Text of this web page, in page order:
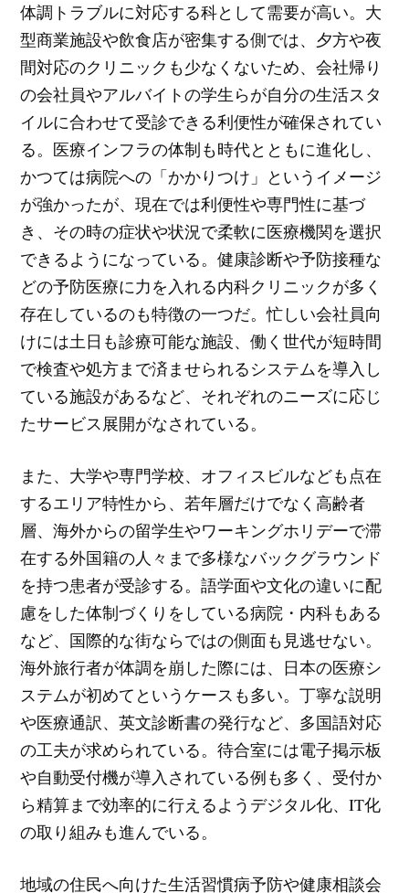
体調トラブルに対応する科として需要が高い。大
型商業施設や飲食店が密集する側では、夕方や夜
間対応のクリニックも少なくないため、会社帰り
の会社員やアルバイトの学生らが自分の生活スタ
イルに合わせて受診できる利便性が確保されてい
る。医療インフラの体制も時代とともに進化し、
かつては病院への「かかりつけ」というイメージ
が強かったが、現在では利便性や専門性に基づ
き、その時の症状や状況で柔軟に医療機関を選択
できるようになっている。健康診断や予防接種な
どの予防医療に力を入れる内科クリニックが多く
存在しているのも特徴の一つだ。忙しい会社員向
けには土日も診療可能な施設、働く世代が短時間
で検査や処方まで済ませられるシステムを導入し
ている施設があるなど、それぞれのニーズに応じ
たサービス展開がなされている。
また、大学や専門学校、オフィスビルなども点在
するエリア特性から、若年層だけでなく高齢者
層、海外からの留学生やワーキングホリデーで滞
在する外国籍の人々まで多様なバックグラウンド
を持つ患者が受診する。語学面や文化の違いに配
慮をした体制づくりをしている病院・内科もある
など、国際的な街ならではの側面も見逃せない。
海外旅行者が体調を崩した際には、日本の医療シ
ステムが初めてというケースも多い。丁寧な説明
や医療通訳、英文診断書の発行など、多国語対応
の工夫が求められている。待合室には電子掲示板
や自動受付機が導入されている例も多く、受付か
ら精算まで効率的に行えるようデジタル化、IT化
の取り組みも進んでいる。
地域の住民へ向けた生活習慣病予防や健康相談会